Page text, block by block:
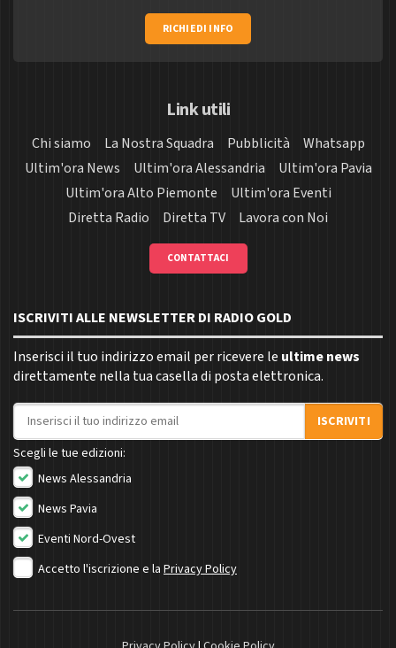
RICHIEDI INFO
Link utili
Chi siamo La Nostra Squadra Pubblicità
Whatsapp
Ultim'ora News
Ultim'ora Alessandria
Ultim'ora Pavia
Ultim'ora Alto Piemonte
Ultim'ora Eventi
Diretta Radio
Diretta TV Lavora con Noi
CONTATTACI
ISCRIVITI ALLE NEWSLETTER DI RADIO GOLD
Inserisci il tuo indirizzo email per ricevere le ultime news
direttamente nella tua casella di posta elettronica.
Indirizzo email
ISCRIVITI
Scegli le tue edizioni:
News Alessandria
News Pavia
Eventi Nord-Ovest
Accetto l'iscrizione e la Privacy Policy